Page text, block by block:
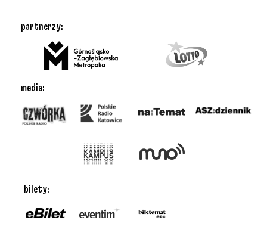
media:
bilety:
partnerzy: